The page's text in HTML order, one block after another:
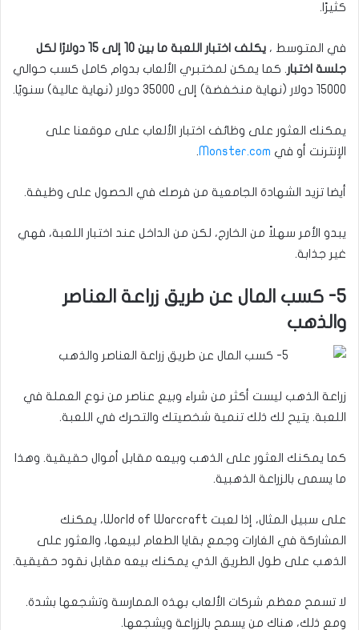
كثيرًا.
في المتوسط ​​،
يكلف اختبار اللعبة ما بين 10 إلى 15 دولارًا لكل
جلسة اختبار. كما يمكن لمختبري الألعاب بدوام كامل كسب حوالي
15000 دولار (نهاية منخفضة) إلى 35000 دولار (نهاية عالية) سنويًا.
يمكنك العثور على وظائف اختبار الألعاب على موقعنا على
الإنترنت أو في Monster.com
.
أيضا تزيد الشهادة الجامعية من فرصك في الحصول على وظيفة.
يبدو الأمر سهلاً من الخارج، لكن من الداخل عند اختبار اللعبة، فهي
غير جذابة.
5- كسب المال عن طريق زراعة العناصر
والذهب
زراعة الذهب ليست أكثر من شراء وبيع عناصر من نوع العملة في
اللعبة. يتيح لك ذلك تنمية شخصيتك والتحرك في اللعبة.
كما يمكنك العثور على الذهب وبيعه مقابل أموال حقيقية. وهذا
ما يسمى بالزراعة الذهبية.
على سبيل المثال، إذا لعبت World of Warcraft، يمكنك
المشاركة في الغارات وجمع بقايا الطعام لبيعها، والعثور على
الذهب على طول الطريق الذي يمكنك بيعه مقابل نقود حقيقية.
لا تسمح معظم شركات الألعاب بهذه الممارسة وتشجعها بشدة.
ومع ذلك، هناك من يسمح بالزراعة ويشجعها.